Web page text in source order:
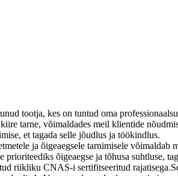
tootja, kes on tuntud oma
tarne, võimaldades meil klientide
et tagada selle jõudlus ja töökindlus.
ja õigeaegsele tarnimisele võimaldab
õigeaegse ja tõhusa suhtluse,
riikliku CNAS-i sertifitseeritud